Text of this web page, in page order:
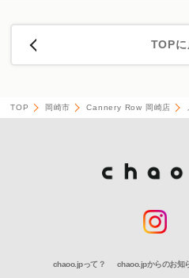
TOPに
TOP 岡崎市 Cannery Row 岡崎店
chaoo.jpって？ chaoo.jpからのお知